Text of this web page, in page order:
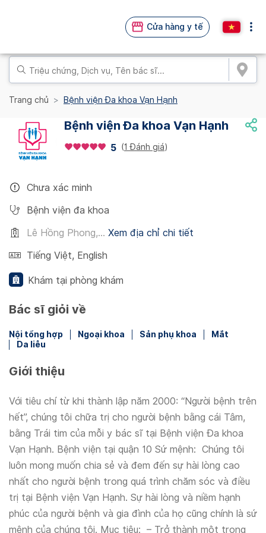
Cửa hàng y tế
Trang chủ Bệnh viện Đa khoa Vạn Hạnh
Bệnh viện Đa khoa Vạn Hạnh
5 (1 Đánh giá)
Chưa xác minh
Bệnh viện đa khoa
Lê Hồng Phong,... Xem địa chỉ chi tiết
Tiếng Việt, English
Khám tại phòng khám
Bác sĩ giỏi về
Nội tổng hợp Ngoại khoa Sản phụ khoa
Mắt
Da liễu
Giới thiệu
Với tiêu chí từ khi thành lập năm 2000: “Người bệnh trên
hết”, chúng tôi chữa trị cho người bệnh bằng cái Tâm,
bằng Trái tim của mỗi y bác sĩ tại Bệnh viện Đa khoa
Vạn Hạnh. Bệnh viện tại quận 10 Sứ mệnh: Chúng tôi
luôn mong muốn chia sẻ và đem đến sự hài lòng cao
nhất cho người bệnh trong quá trình chăm sóc và điều
trị tại Bệnh viện Vạn Hạnh. Sự hài lòng và niềm hạnh
phúc của người bệnh và gia đình của họ cũng chính là sứ
mệnh của chúng tôi. Mục tiêu: – Trở thành một trong